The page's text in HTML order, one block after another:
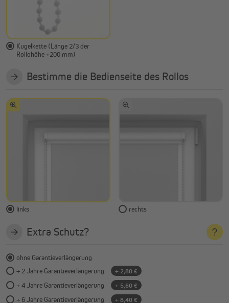
Kugelkette (Länge 2/3 der
Rollohöhe +200 mm)
Bestimme die Bedienseite des Rollos
links rechts
Extra Schutz?
ohne Garantieverlängerung
+ 2 Jahre Garantieverlängerung
+ 2,80 €
+ 4 Jahre Garantieverlängerung + 5,60 €
+ 6 Jahre Garantieverlängerung + 8,40 €